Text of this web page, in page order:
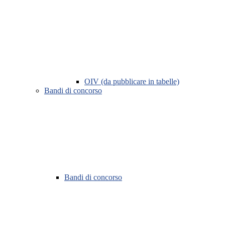
OIV (da pubblicare in tabelle)
Bandi di concorso
Bandi di concorso